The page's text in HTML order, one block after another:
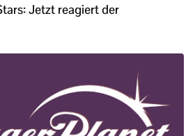
Jetzt reagiert der